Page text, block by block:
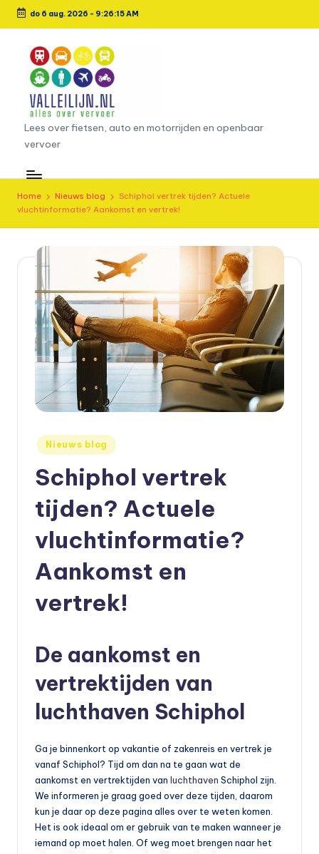
Ga
inhoud
do 6 aug. 2026 - 9:26:16 AM
L
e
e
s
o
fi
rr
d
Lees over fietsen, auto en motorrijden en openbaar
vervoer
Home Nieuws blog
Schiphol vertrek tijden? Actuele
vluchtinformatie? Aankomst en vertrek!
Geplaatst
in
Nieuws blog
Schiphol vertrek
tijden? Actuele
vluchtinformatie?
Aankomst en
vertrek!
De aankomst en
vertrektijden van
luchthaven Schiphol
Ga je binnenkort op vakantie of zakenreis en vertrek je
vanaf Schiphol? Tijd om dan na te gaan wat de
aankomst en vertrektijden van luchthaven Schiphol zijn.
We informeren je graag goed over deze tijden, daarom
kun je daar op deze pagina alles over te weten komen.
Het is ook ideaal om er gebruik van te maken wanneer je
iemand op moet halen. Of weg moet brengen naar het